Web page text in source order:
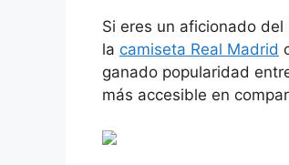
Si eres un aficionado
la camiseta Real Madrid
ganado popularidad
más accesible en